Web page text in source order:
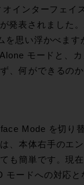
インターフェイ
発表されました
を思い浮かべま
モードと、
、何ができるの
Mode を切り替
、本体右手のエン
も簡単です。現在
モードへの対応と